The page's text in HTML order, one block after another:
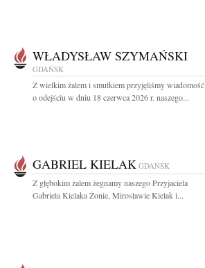
WŁADYSŁAW SZYMAŃSKI
GDAŃSK
Z wielkim żalem i smutkiem przyjęliśmy wiadomość
o odejściu w dniu 18 czerwca 2026 r. naszego...
GABRIEL KIELAK GDAŃSK
Z głębokim żalem żegnamy naszego Przyjaciela
Gabriela Kielaka Żonie, Mirosławie Kielak i...